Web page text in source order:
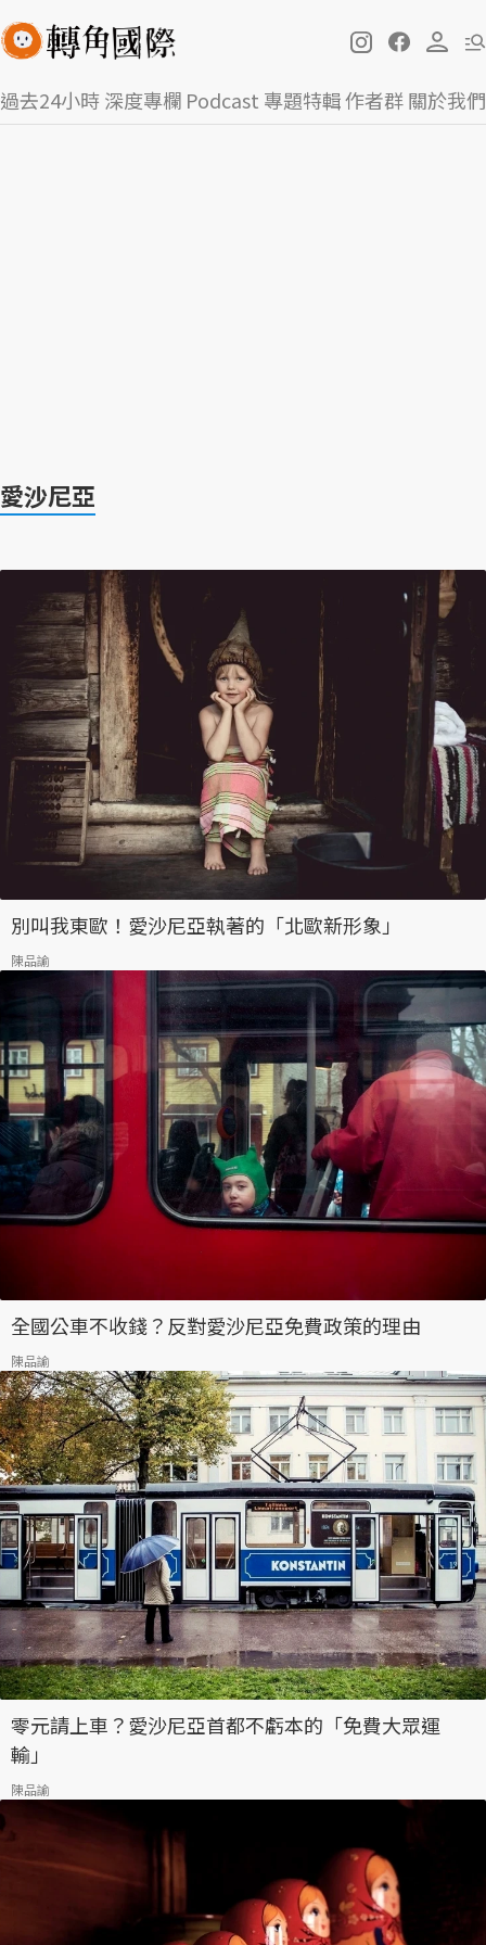
過去24小時深度專欄 Podcast 專題特輯作者群關於我們
愛沙尼亞
別叫我東歐！愛沙尼亞執著的「北歐新形象」
陳品諭
全國公車不收錢？反對愛沙尼亞免費政策的理由
陳品諭
零元請上車？愛沙尼亞首都不虧本的「免費大眾運
輸」
陳品諭